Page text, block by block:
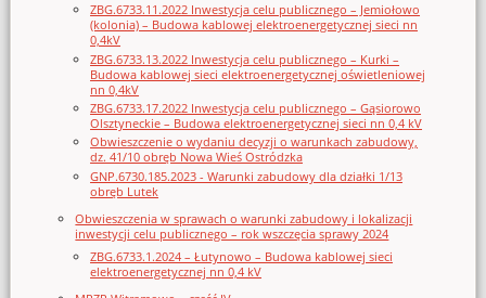
ZBG.6733.11.2022 Inwestycja celu publicznego – Jemiołowo
(kolonia) – Budowa kablowej elektroenergetycznej sieci nn
0,4kV
ZBG.6733.13.2022 Inwestycja celu publicznego – Kurki –
Budowa kablowej sieci elektroenergetycznej oświetleniowej
nn 0,4kV
ZBG.6733.17.2022 Inwestycja celu publicznego – Gąsiorowo
Olsztyneckie – Budowa elektroenergetycznej sieci nn 0,4 kV
Obwieszczenie o wydaniu decyzji o warunkach zabudowy,
dz. 41/10 obręb Nowa Wieś Ostródzka
GNP.6730.185.2023 - Warunki zabudowy dla działki 1/13
obręb Lutek
Obwieszczenia w sprawach o warunki zabudowy i lokalizacji
inwestycji celu publicznego – rok wszczęcia sprawy 2024
ZBG.6733.1.2024 – Łutynowo – Budowa kablowej sieci
elektroenergetycznej nn 0,4 kV